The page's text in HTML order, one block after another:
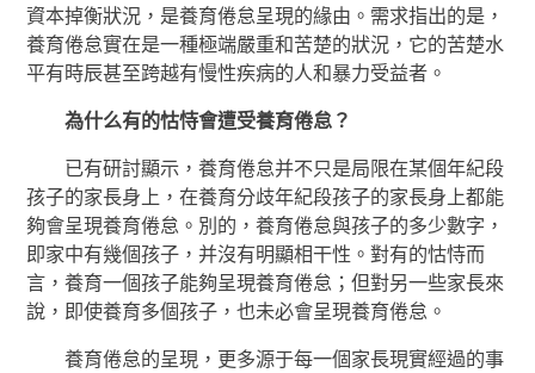
資本掉衡狀況，是養育倦怠呈現的緣由。需求指出的是，
養育倦怠實在是一種極端嚴重和苦楚的狀況，它的苦楚水
平有時辰甚至跨越有慢性疾病的人和暴力受益者。
為什么有的怙恃會遭受養育倦怠？
已有研討顯示，養育倦怠并不只是局限在某個年紀段
孩子的家長身上，在養育分歧年紀段孩子的家長身上都能
夠會呈現養育倦怠。別的，養育倦怠與孩子的多少數字，
即家中有幾個孩子，并沒有明顯相干性。對有的怙恃而
言，養育一個孩子能夠呈現養育倦怠；但對另一些家長來
說，即使養育多個孩子，也未必會呈現養育倦怠。
養育倦怠的呈現，更多源于每一個家長現實經過的事